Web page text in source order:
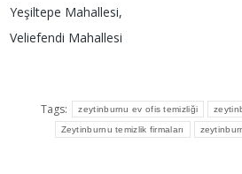
Yeşiltepe Mahallesi,
Veliefendi Mahallesi
Tags: zeytinburnu ev ofis temizliği
Zeytinburnu temizlik firmaları